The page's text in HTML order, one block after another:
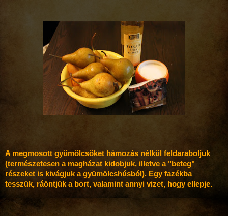
A megmosott gyümölcsöket hámozás nélkül feldaraboljuk
(természetesen a magházat kidobjuk, illetve a "beteg"
részeket is kivágjuk a gyümölcshúsból). Egy fazékba
tesszük, ráöntjük a bort, valamint annyi vizet, hogy ellepje.